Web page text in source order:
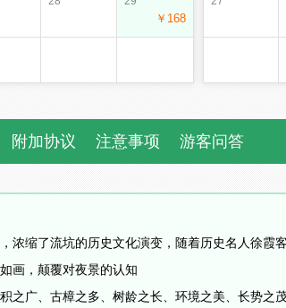
￥168
附加协议 注意事项 游客问答
，浓缩了流坑的历史文化演变，随着历史名人徐霞
画，颠覆对夜景的认知
之广、古樟之多、树龄之长、环境之美、长势之茂